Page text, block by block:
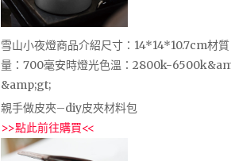
雪山小夜燈商品介紹尺寸：14*14*10.7cm材
量：700毫安時燈光色溫：2800k-
&amp;gt;
親手做皮夾–diy皮夾材料包
>>點此前往購買<<